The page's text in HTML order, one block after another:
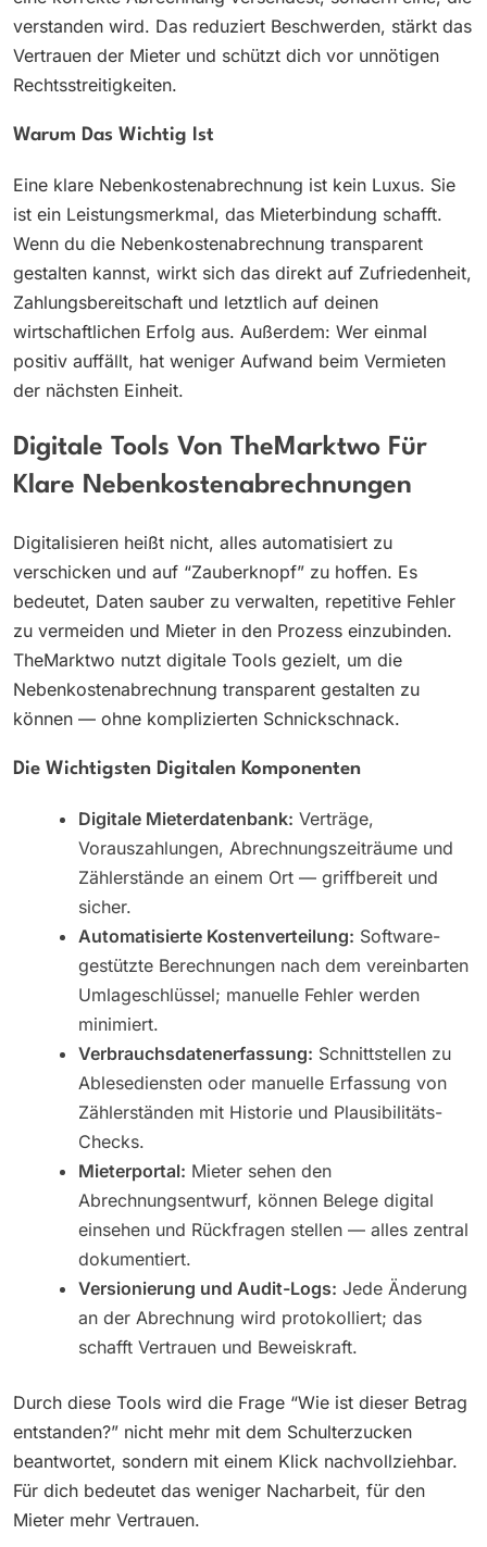
verstanden wird. Das reduziert Beschwerden, stärkt das
Vertrauen der Mieter und schützt dich vor unnötigen
Rechtsstreitigkeiten.
Warum Das Wichtig Ist
Eine klare Nebenkostenabrechnung ist kein Luxus. Sie
ist ein Leistungsmerkmal, das Mieterbindung schafft.
Wenn du die Nebenkostenabrechnung transparent
gestalten kannst, wirkt sich das direkt auf Zufriedenheit,
Zahlungsbereitschaft und letztlich auf deinen
wirtschaftlichen Erfolg aus. Außerdem: Wer einmal
positiv auffällt, hat weniger Aufwand beim Vermieten
der nächsten Einheit.
Digitale Tools Von TheMarktwo Für
Klare Nebenkostenabrechnungen
Digitalisieren heißt nicht, alles automatisiert zu
verschicken und auf “Zauberknopf” zu hoffen. Es
bedeutet, Daten sauber zu verwalten, repetitive Fehler
zu vermeiden und Mieter in den Prozess einzubinden.
TheMarktwo nutzt digitale Tools gezielt, um die
Nebenkostenabrechnung transparent gestalten zu
können — ohne komplizierten Schnickschnack.
Die Wichtigsten Digitalen Komponenten
Digitale Mieterdatenbank: Verträge,
Vorauszahlungen, Abrechnungszeiträume und
Zählerstände an einem Ort — griffbereit und
sicher.
Automatisierte Kostenverteilung: Software-
gestützte Berechnungen nach dem vereinbarten
Umlageschlüssel; manuelle Fehler werden
minimiert.
Verbrauchsdatenerfassung: Schnittstellen zu
Ablesediensten oder manuelle Erfassung von
Zählerständen mit Historie und Plausibilitäts-
Checks.
Mieterportal: Mieter sehen den
Abrechnungsentwurf, können Belege digital
einsehen und Rückfragen stellen — alles zentral
dokumentiert.
Versionierung und Audit-Logs: Jede Änderung
an der Abrechnung wird protokolliert; das
schafft Vertrauen und Beweiskraft.
Durch diese Tools wird die Frage “Wie ist dieser Betrag
entstanden?” nicht mehr mit dem Schulterzucken
beantwortet, sondern mit einem Klick nachvollziehbar.
Für dich bedeutet das weniger Nacharbeit, für den
Mieter mehr Vertrauen.